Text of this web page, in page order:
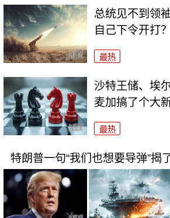
总统见不到领
自己下令开打？
最热
沙特王储、埃
麦加搞了个大
最热
特朗普一句“我们也想要导弹”揭